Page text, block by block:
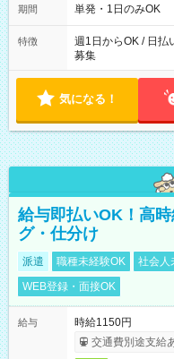
期間 単発・1日のみOK
特徴
週1日からOK / 日払
募集
気になる！
給与即払いOK！高
グ・仕分け
派遣 職種未経験OK 社会人
WEB登録・面接OK
給与
時給1150円
交通費別途支給